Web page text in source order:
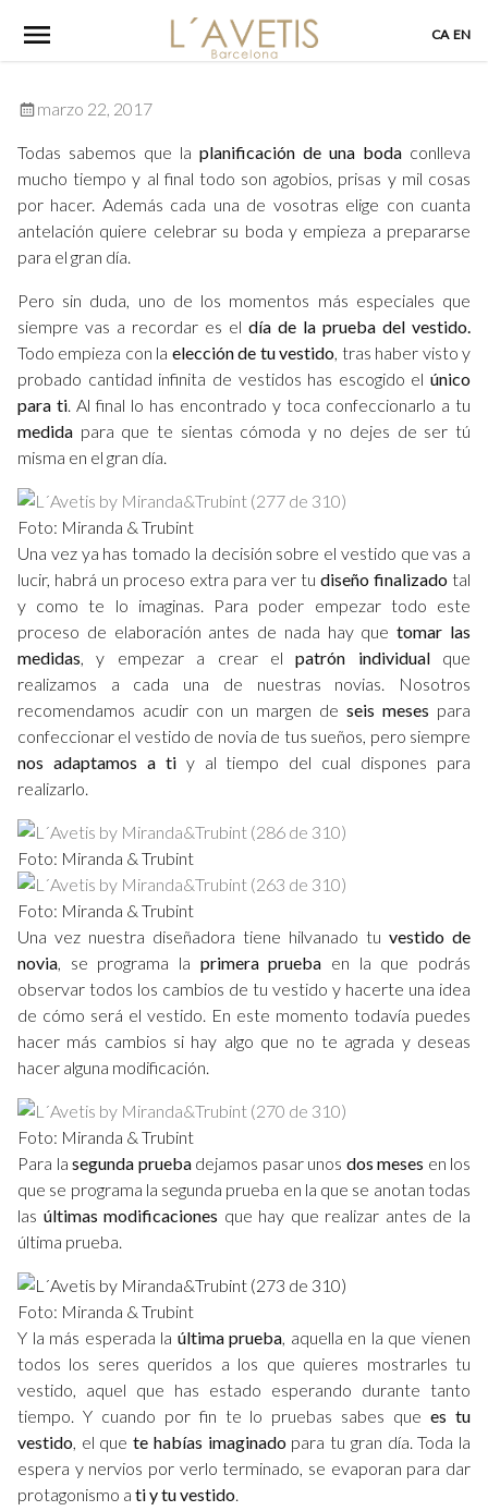
content
CA EN
marzo 22, 2017
Todas sabemos que la planificación de una boda conlleva
mucho tiempo y al final todo son agobios, prisas y mil cosas
por hacer. Además cada una de vosotras elige con cuanta
antelación quiere celebrar su boda y empieza a prepararse
para el gran día.
Pero sin duda, uno de los momentos más especiales que
siempre vas a recordar es el día de la prueba del vestido.
Todo empieza con la elecciónde tu vestido, tras haber visto y
probado cantidad infinita de vestidos has escogido el único
para ti. Al final lo has encontrado y toca confeccionarlo a tu
medida para que te sientas cómoda y no dejes de ser tú
misma en el gran día.
Foto: Miranda & Trubint
Una vez ya has tomado la decisión sobre el vestido que vas a
lucir, habrá un proceso extra para ver tu diseño finalizado tal
y como te lo imaginas. Para poder empezar todo este
proceso de elaboración antes de nada hay quetomar las
medidas, y empezar a crear elpatrón individualque
realizamos a cada una de nuestras novias. Nosotros
recomendamos acudir con un margen de seis meses para
confeccionar el vestido de novia de tus sueños, pero siempre
nos adaptamos a tiy al tiempo del cual dispones para
realizarlo.
Foto: Miranda & Trubint
Foto: Miranda & Trubint
Una vez nuestra diseñadora tiene hilvanado tu vestido de
novia, se programa la primera prueba en la que podrás
observar todos los cambios de tu vestido y hacerte una idea
de cómo será el vestido. En este momento todavía puedes
hacer más cambios si hay algo que no te agrada y deseas
hacer alguna modificación.
Foto: Miranda & Trubint
Para la segunda pruebadejamos pasar unos dos meses en los
que se programa la segunda prueba en la que se anotan todas
las últimas modificaciones que hay que realizar antes de la
última prueba.
Foto: Miranda & Trubint
Y la más esperada la última prueba, aquella en la que vienen
todos los seres queridos a los que quieres mostrarles tu
vestido, aquel que has estado esperando durante tanto
tiempo. Y cuando por fin te lo pruebas sabes quees tu
vestido, el quete habías imaginadopara tu gran día. Toda la
espera y nervios por verlo terminado, se evaporan para dar
protagonismo a ti y tu vestido.